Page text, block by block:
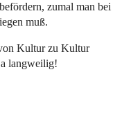
zumal man bei
muß.
Kultur zu Kultur
langweilig!